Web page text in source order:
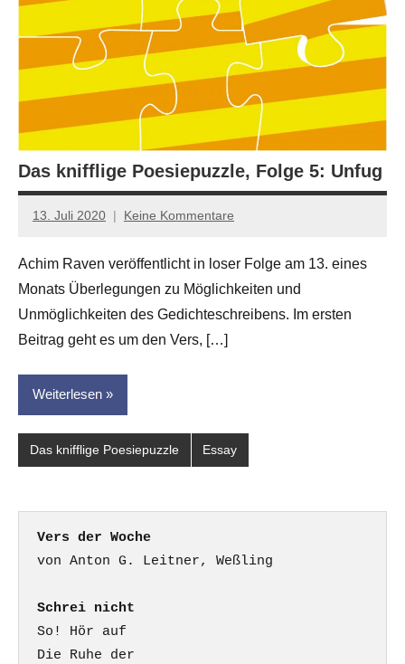
Das knifflige Poesiepuzzle, Folge 5: Unfug
13. Juli 2020
Anton
Leitner
Keine Kommentare
Achim Raven veröffentlicht in loser Folge am 13. eines
Monats Überlegungen zu Möglichkeiten und
Unmöglichkeiten des Gedichteschreibens. Im ersten
Beitrag geht es um den Vers, […]
Weiterlesen
Das knifflige Poesiepuzzle Essay
Vers der Woche
Schrei nicht
So! Hör auf
Die Ruhe der